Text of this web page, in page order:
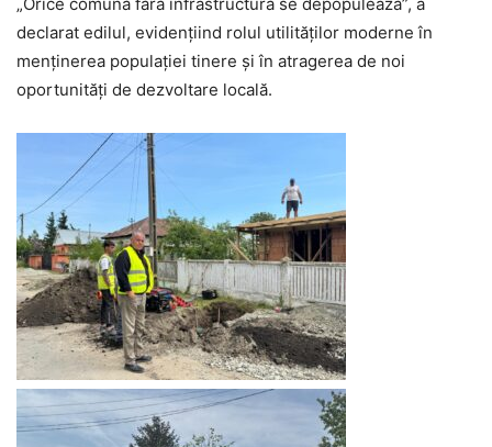
declarat edilul, evidențiind rolul utilităților moderne în
menținerea populației tinere și în atragerea de noi
oportunități de dezvoltare locală.